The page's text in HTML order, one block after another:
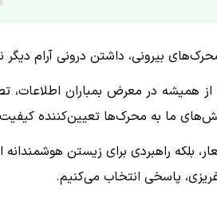
بیرونی، داشتن درونی آرام
از همیشه در معرض بمباران
ما به محرک‌ها تعیین‌کننده
بلکه راهبردی برای زیستن
پاسخی انتخاب می‌کنیم.